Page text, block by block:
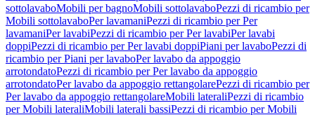
sottolavaboMobili per bagnoMobili sottolavaboPezzi di ricambio per
Mobili sottolavaboPer lavamaniPezzi di ricambio per Per
lavamaniPer lavabiPezzi di ricambio per Per lavabiPer lavabi
doppiPezzi di ricambio per Per lavabi doppiPiani per lavaboPezzi di
ricambio per Piani per lavaboPer lavabo da appoggio
arrotondatoPezzi di ricambio per Per lavabo da appoggio
arrotondatoPer lavabo da appoggio rettangolarePezzi di ricambio per
Per lavabo da appoggio rettangolareMobili lateraliPezzi di ricambio
per Mobili lateraliMobili laterali bassiPezzi di ricambio per Mobili